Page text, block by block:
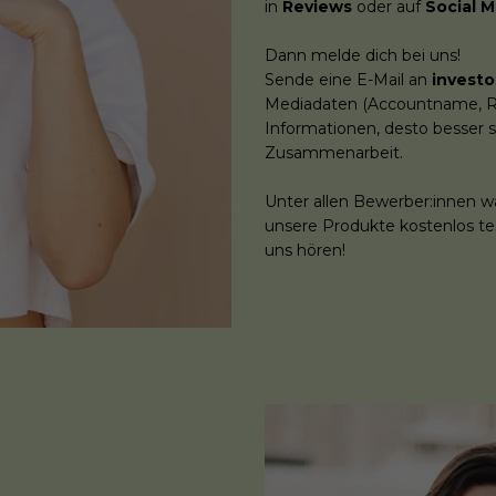
in Reviews oder auf Social
Dann melde dich bei uns!
Sende eine E-Mail an
Mediadaten (Accountname,
Informationen, desto besser
Zusammenarbeit.
Unter allen Bewerber:innen
unsere Produkte kostenlos
uns hören!